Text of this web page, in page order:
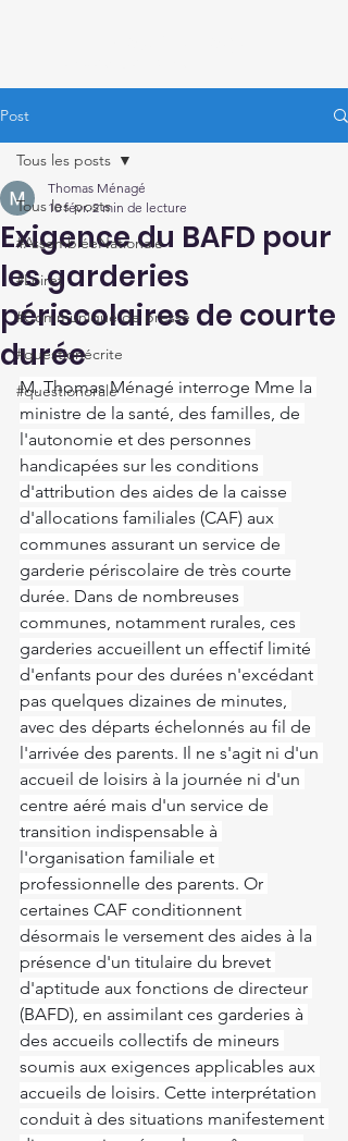
Post
Tous les posts
#AssembléeNationale
#Loiret
#Communiqué de presse
#questionécrite
#questionorale
Tous les posts
Exigence du BAFD pour
les garderies
périscolaires de courte
durée
Thomas Ménagé
10 févr. 2 min de lecture
M. Thomas Ménagé interroge Mme la
ministre de la santé, des familles, de
l'autonomie et des personnes
handicapées sur les conditions
d'attribution des aides de la caisse
d'allocations familiales (CAF) aux
communes assurant un service de
garderie périscolaire de très courte
durée. Dans de nombreuses
communes, notamment rurales, ces
garderies accueillent un effectif limité
d'enfants pour des durées n'excédant
pas quelques dizaines de minutes,
avec des départs échelonnés au fil de
l'arrivée des parents. Il ne s'agit ni d'un
accueil de loisirs à la journée ni d'un
centre aéré mais d'un service de
transition indispensable à
l'organisation familiale et
professionnelle des parents. Or
certaines CAF conditionnent
désormais le versement des aides à la
présence d'un titulaire du brevet
d'aptitude aux fonctions de directeur
(BAFD), en assimilant ces garderies à
des accueils collectifs de mineurs
soumis aux exigences applicables aux
accueils de loisirs. Cette interprétation
conduit à des situations manifestement